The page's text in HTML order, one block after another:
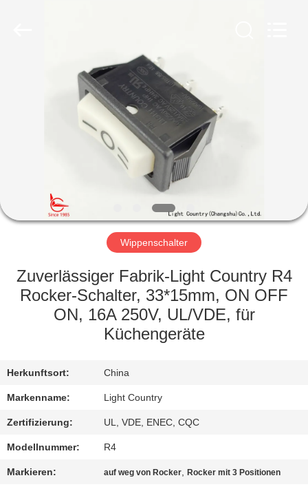
PRODUKTE
VR
SHOW
ÜBER
UNS
QUALITÄTSKONTROLLE
TRETEN
SIE
Wippenschalter
Zuverlässiger Fabrik-Light Country R4
Rocker-Schalter, 33*15mm, ON OFF
ON, 16A 250V, UL/VDE, für
Küchengeräte
Herkunftsort: China
Markenname: Light Country
Zertifizierung: UL, VDE, ENEC, CQC
Modellnummer: R4
Markieren: auf weg von Rocker,Rocker mit 3 Positionen